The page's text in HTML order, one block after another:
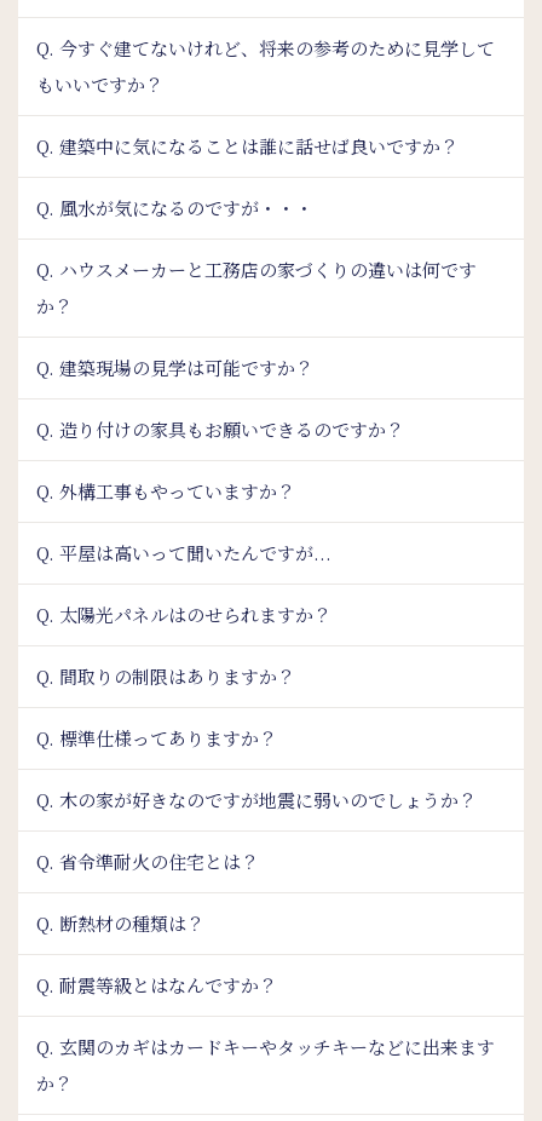
Q. 今すぐ建てないけれど、将来の参考のために見学して
もいいですか？
Q. 建築中に気になることは誰に話せば良いですか？
Q. 風水が気になるのですが・・・
Q. ハウスメーカーと工務店の家づくりの違いは何です
か？
Q. 建築現場の見学は可能ですか？
Q. 造り付けの家具もお願いできるのですか？
Q. 外構工事もやっていますか？
Q. 平屋は高いって聞いたんですが...
Q. 太陽光パネルはのせられますか？
Q. 間取りの制限はありますか？
Q. 標準仕様ってありますか？
Q. 木の家が好きなのですが地震に弱いのでしょうか？
Q. 省令準耐火の住宅とは？
Q. 断熱材の種類は？
Q. 耐震等級とはなんですか？
Q. 玄関のカギはカードキーやタッチキーなどに出来ます
か？